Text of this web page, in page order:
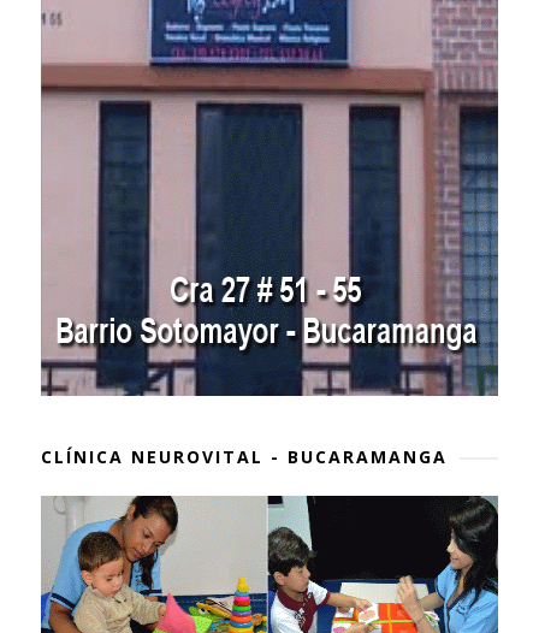
CLÍNICA NEUROVITAL - BUCARAMANGA